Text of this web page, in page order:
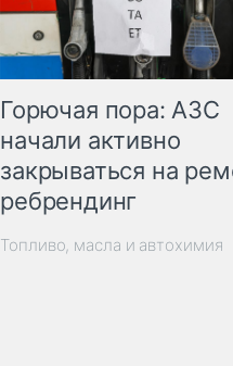
Горючая пора: АЗС
начали активно
закрываться на
ребрендинг
Топливо, масла и автохимия